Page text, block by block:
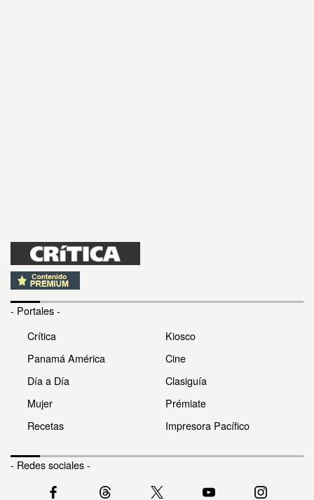
- Portales -
Crítica
Panamá América
Día a Día
Mujer
Recetas
Kiosco
Cine
Clasiguía
Prémiate
Impresora Pacífico
- Redes sociales -